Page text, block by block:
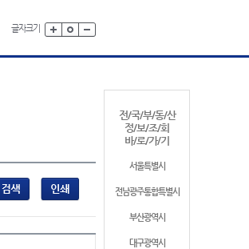
글자크기
전/국/부/동/산
정/보/조/회
바/로/가/기
서울특별시
전남광주통합특별시
부산광역시
대구광역시